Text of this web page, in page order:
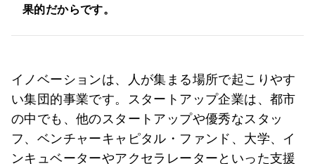
果的だからです。
イノベーションは、人が集まる場所で起こりやす
い集団的事業です。スタートアップ企業は、都市
の中でも、他のスタートアップや優秀なスタッ
フ、ベンチャーキャピタル・ファンド、大学、イ
ンキュベーターやアクセラレーターといった支援